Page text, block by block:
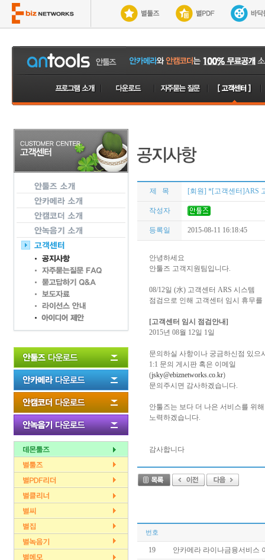
제 목 [회원] *[고객센터]ARS
작성자
등록일 2015-08-11 16:18:45
안녕하세요
안툴즈 고객지원팀입니다.
08/12일 (水) 고객센터 ARS 시스템
점검으로 인해 고객센터 임시 휴무를
[고객센터 임시 점검안내]
2015년 08월 12일 1일
문의하실 사항이나 궁금하신점 있으
1:1 문의 게시판 혹은 이메일
(jsky@ebiznetworks.co.kr)
문의주시면 감사하겠습니다.
안툴즈는 보다 더 나은 서비스를 위해
노력하겠습니다.
감사합니다
번호
19 안카메라 라이나금융서비스